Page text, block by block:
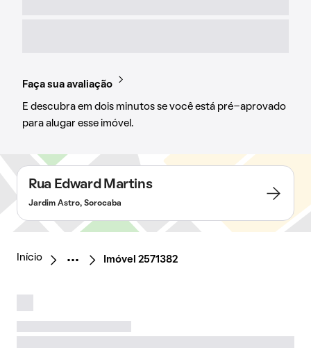
Faça sua avaliação
E descubra em dois minutos se você está pré-aprovado
para alugar esse imóvel.
Rua Edward Martins
Jardim Astro, Sorocaba
Início Imóvel 2571382